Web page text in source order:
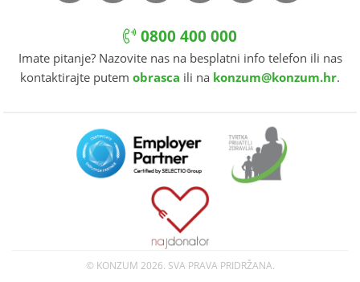
0800 400 000
Imate pitanje? Nazovite nas na besplatni info telefon ili nas
kontaktirajte putem obrasca ili na konzum@konzum.hr.
© KONZUM 2026. SVA PRAVA PRIDRŽANA.